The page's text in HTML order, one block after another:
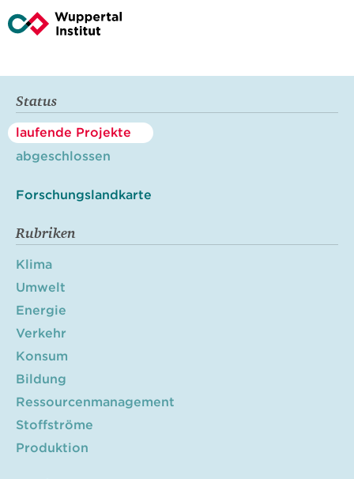
Status
laufende Projekte
abgeschlossen
Forschungslandkarte
Rubriken
Klima
Umwelt
Energie
Verkehr
Konsum
Bildung
Ressourcenmanagement
Stoffströme
Produktion